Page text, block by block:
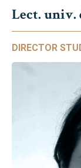
Lect. univ.
DIRECTOR